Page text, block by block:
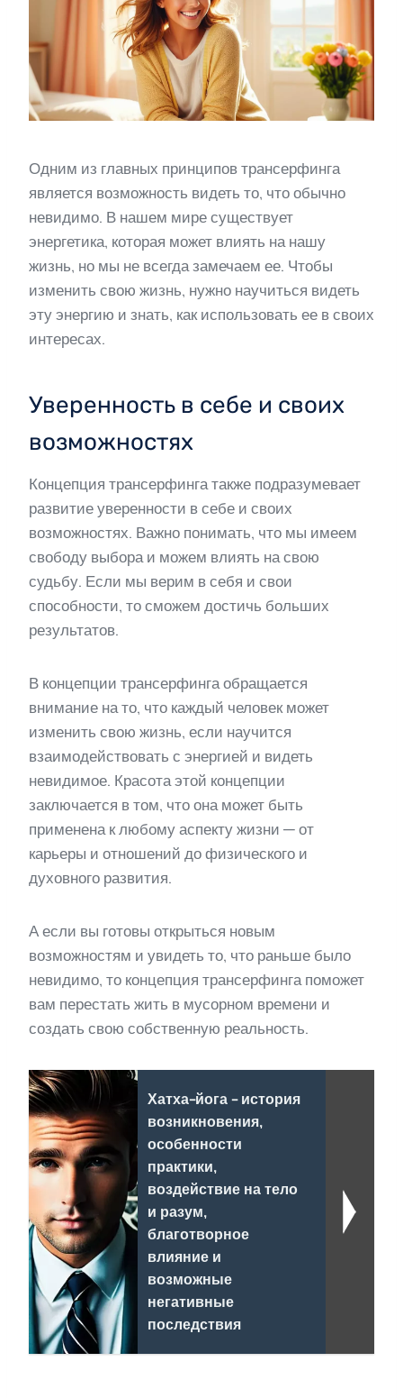
Одним из главных принципов трансерфинга
является возможность видеть то, что обычно
невидимо. В нашем мире существует
энергетика, которая может влиять на нашу
жизнь, но мы не всегда замечаем ее. Чтобы
изменить свою жизнь, нужно научиться видеть
эту энергию и знать, как использовать ее в своих
интересах.
Уверенность в себе и своих
возможностях
Концепция трансерфинга также подразумевает
развитие уверенности в себе и своих
возможностях. Важно понимать, что мы имеем
свободу выбора и можем влиять на свою
судьбу. Если мы верим в себя и свои
способности, то сможем достичь больших
результатов.
В концепции трансерфинга обращается
внимание на то, что каждый человек может
изменить свою жизнь, если научится
взаимодействовать с энергией и видеть
невидимое. Красота этой концепции
заключается в том, что она может быть
применена к любому аспекту жизни — от
карьеры и отношений до физического и
духовного развития.
А если вы готовы открыться новым
возможностям и увидеть то, что раньше было
невидимо, то концепция трансерфинга поможет
вам перестать жить в мусорном времени и
создать свою собственную реальность.
Хатха-йога - история
возникновения,
особенности
практики,
воздействие на тело
и разум,
благотворное
влияние и
возможные
негативные
последствия